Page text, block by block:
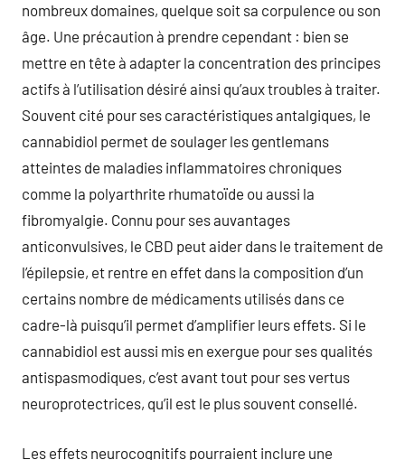
nombreux domaines, quelque soit sa corpulence ou son
âge. Une précaution à prendre cependant : bien se
mettre en tête à adapter la concentration des principes
actifs à l’utilisation désiré ainsi qu’aux troubles à traiter.
Souvent cité pour ses caractéristiques antalgiques, le
cannabidiol permet de soulager les gentlemans
atteintes de maladies inflammatoires chroniques
comme la polyarthrite rhumatoïde ou aussi la
fibromyalgie. Connu pour ses auvantages
anticonvulsives, le CBD peut aider dans le traitement de
l’épilepsie, et rentre en effet dans la composition d’un
certains nombre de médicaments utilisés dans ce
cadre-là puisqu’il permet d’amplifier leurs effets. Si le
cannabidiol est aussi mis en exergue pour ses qualités
antispasmodiques, c’est avant tout pour ses vertus
neuroprotectrices, qu’il est le plus souvent consellé.
Les effets neurocognitifs pourraient inclure une